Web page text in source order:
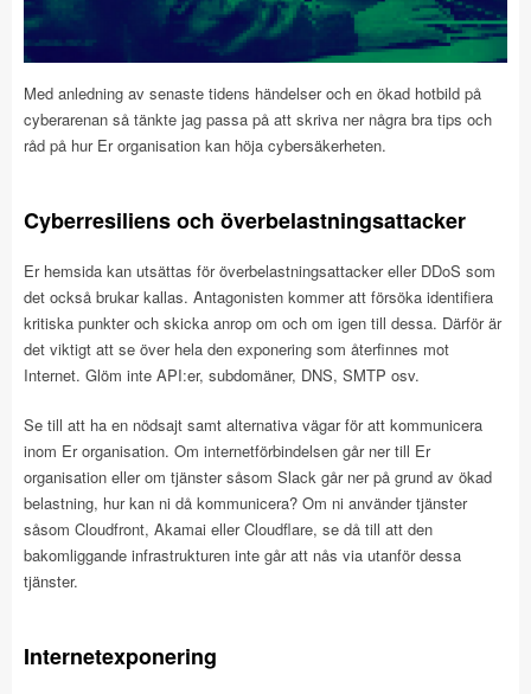
Med anledning av senaste tidens händelser och en ökad hotbild på
cyberarenan så tänkte jag passa på att skriva ner några bra tips och
råd på hur Er organisation kan höja cybersäkerheten.
Cyberresiliens och överbelastningsattacker
Er hemsida kan utsättas för överbelastningsattacker eller DDoS som
det också brukar kallas. Antagonisten kommer att försöka identifiera
kritiska punkter och skicka anrop om och om igen till dessa. Därför är
det viktigt att se över hela den exponering som återfinnes mot
Internet. Glöm inte API:er, subdomäner, DNS, SMTP osv.
Se till att ha en nödsajt samt alternativa vägar för att kommunicera
inom Er organisation. Om internetförbindelsen går ner till Er
organisation eller om tjänster såsom Slack går ner på grund av ökad
belastning, hur kan ni då kommunicera? Om ni använder tjänster
såsom Cloudfront, Akamai eller Cloudflare, se då till att den
bakomliggande infrastrukturen inte går att nås via utanför dessa
tjänster.
Internetexponering